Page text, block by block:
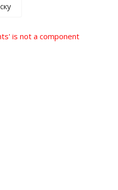
is not a component